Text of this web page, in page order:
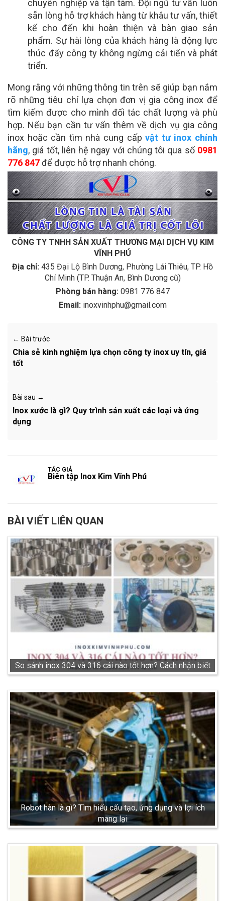
chuyên nghiệp và tận tâm. Đội ngũ tư vấn luôn
sẵn lòng hỗ trợ khách hàng từ khâu tư vấn, thiết
kế cho đến khi hoàn thiện và bàn giao sản
phẩm. Sự hài lòng của khách hàng là động lực
thúc đẩy công ty không ngừng cải tiến và phát
triển.
Mong rằng với những thông tin trên sẽ giúp bạn nắm
rõ những tiêu chí lựa chọn đơn vị gia công inox để
tìm kiếm được cho mình đối tác chất lượng và phù
hợp. Nếu bạn cần tư vấn thêm về dịch vụ gia công
inox hoặc cần tìm nhà cung cấpvật tư inox chính
hãng, giá tốt, liên hệ ngay với chúng tôi qua số 0981
776 847để được hỗ trợ nhanh chóng.
CÔNG TY TNHH SẢN XUẤT THƯƠNG MẠI DỊCH VỤ KIM
VĨNH PHÚ
Địa chỉ: 435 Đại Lộ Bình Dương, Phường Lái Thiêu, TP. Hồ
Chí Minh (TP. Thuận An, Bình Dương cũ)
Phòng bán hàng:0981 776 847
Email: inoxvinhphu@gmail.com
← Bài trước
Chia sẻ kinh nghiệm lựa chọn công ty inox uy tín, giá
tốt
Bài sau →
Inox xước là gì? Quy trình sản xuất các loại và ứng
dụng
TÁC GIẢ
Biên tập Inox Kim Vĩnh Phú
BÀI VIẾT LIÊN QUAN
So sánh inox 304 và 316 cái nào tốt hơn? Cách nhận biết
Robot hàn là gì? Tìm hiểu cấu tạo, ứng dụng và lợi ích
mang lại